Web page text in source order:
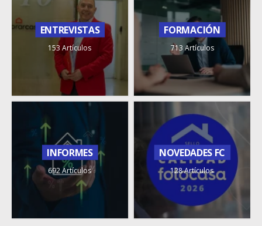
ENTREVISTAS
153 Artículos
FORMACIÓN
713 Artículos
INFORMES
692 Artículos
NOVEDADES FC
128 Artículos